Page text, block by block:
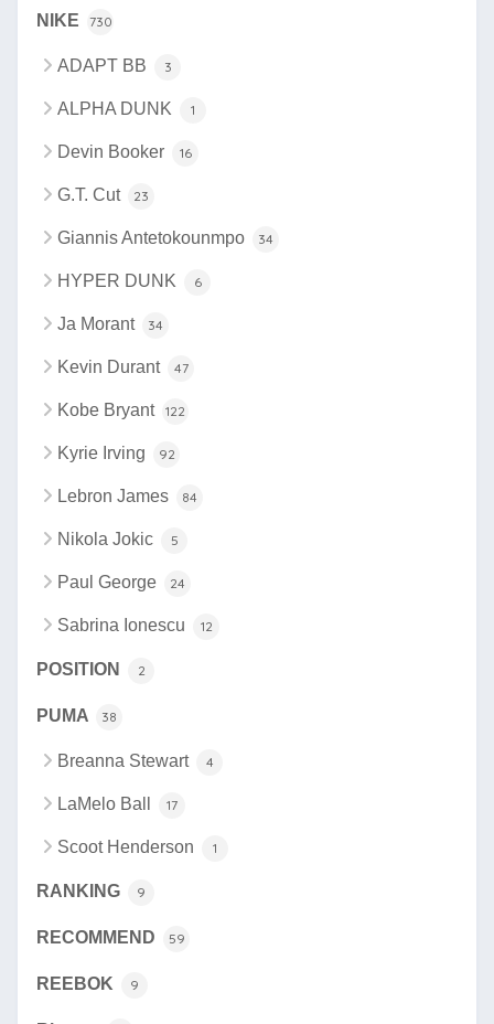
NIKE 730
ADAPT BB 3
ALPHA DUNK 1
Devin Booker 16
G.T. Cut 23
Giannis Antetokounmpo 34
HYPER DUNK 6
Ja Morant 34
Kevin Durant 47
Kobe Bryant 122
Kyrie Irving 92
Lebron James 84
Nikola Jokic 5
Paul George 24
Sabrina Ionescu 12
POSITION 2
PUMA 38
Breanna Stewart 4
LaMelo Ball 17
Scoot Henderson 1
RANKING 9
RECOMMEND 59
REEBOK 9